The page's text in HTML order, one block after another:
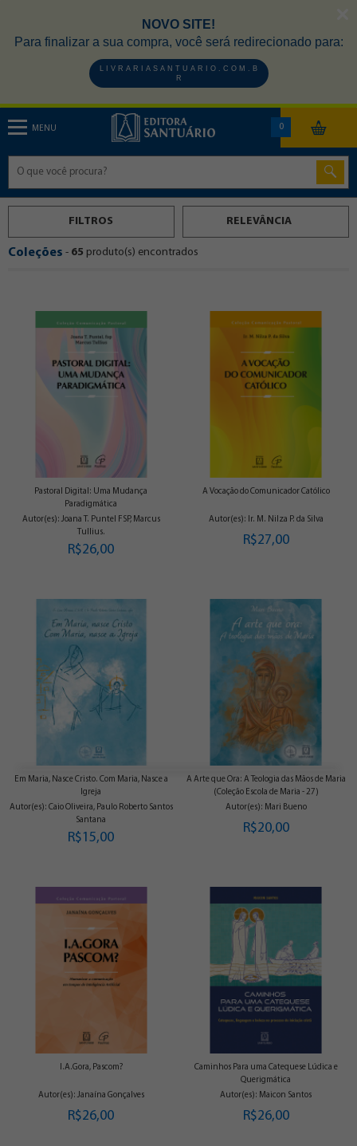
NOVO SITE!
Para finalizar a sua compra, você será redirecionado para:
L I V R A R I A S A N T U A R I O . C O M . B
R
MENU 0
FILTROS
Coleções - 65 produto(s) encontrados
Pastoral Digital: Uma Mudança
Paradigmática
Autor(es): Joana T. Puntel FSP, Marcus
Tullius.
R$26,00
A Vocação do Comunicador Católico
Autor(es): Ir. M. Nilza P. da Silva
R$27,00
Em Maria, Nasce Cristo. Com Maria, Nasce a
Igreja
Autor(es): Caio Oliveira, Paulo Roberto Santos
Santana
R$15,00
A Arte que Ora: A Teologia das Mãos de Maria
(Coleção Escola de Maria - 27)
Autor(es): Mari Bueno
R$20,00
I.A.Gora, Pascom?
Autor(es): Janaína Gonçalves
R$26,00
Caminhos Para uma Catequese Lúdica e
Querigmática
Autor(es): Maicon Santos
R$26,00